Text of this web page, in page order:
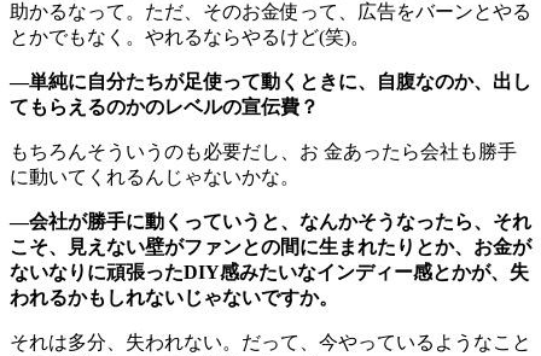
助かるなって。ただ、そのお金使って、広告をバーンとやる
とかでもなく。やれるならやるけど(笑)。
―単純に自分たちが足使って動くときに、自腹なのか、出し
てもらえるのかのレベルの宣伝費？
もちろんそういうのも必要だし、お 金あったら会社も勝手
に動いてくれるんじゃないかな。
―会社が勝手に動くっていうと、なんかそうなったら、それ
こそ、見えない壁がファンとの間に生まれたりとか、お金が
ないなりに頑張ったDIY感みたいなインディー感とかが、失
われるかもしれないじゃないですか。
それは多分、失われない。だって、今やっているようなこと